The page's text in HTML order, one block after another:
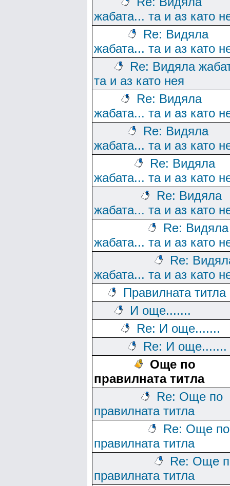
жабата... та и аз като
Re: Видяла
жабата... та и аз като
Re: Видяла
та и аз като нея
Re: Видяла
жабата... та и аз като
Re: Видяла
жабата... та и аз като
Re: Видяла
жабата... та и аз като
Re: Видяла
жабата... та и аз като
Re: Видяла
жабата... та и аз като
Re:
жабата... та и аз като
Правилната титла
И още.......
Re: И още.......
Re: И още.......
Още по
правилната титла
Re: Още по
правилната титла
Re: Още по
правилната титла
Re: Още
правилната титла